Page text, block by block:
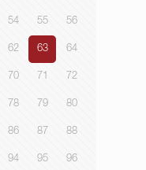
54 55 56
62 63 64
70 71 72
78 79 80
86 87 88
94 95 96